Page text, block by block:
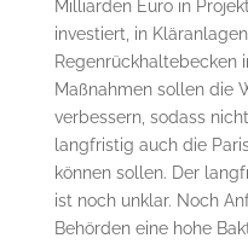
Milliarden Euro in
investiert, in
Regenrückhaltebecken
Maßnahmen sollen die
verbessern, sodass
langfristig auch die
können sollen. Der
ist noch unklar. Noch
Behörden eine hohe